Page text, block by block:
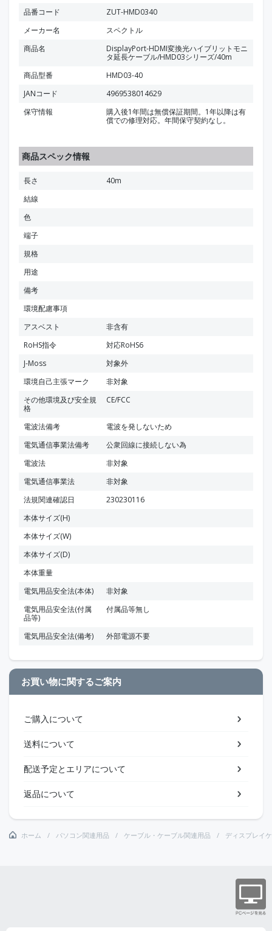
品番コード
ZUT-HMD0340
メーカー名
スペクトル
商品名
DisplayPort-HDMI変換光ハイブリットモニ
タ延長ケーブル/HMD03シリーズ/40m
商品型番
HMD03-40
JANコード
4969538014629
保守情報
購入後1年間は無償保証期間。1年以降は有
償での修理対応。年間保守契約なし。
商品スペック情報
長さ
40m
結線
色
端子
規格
用途
備考
環境配慮事項
アスベスト
非含有
RoHS指令
対応RoHS6
J-Moss
対象外
環境自己主張マーク
非対象
その他環境及び安全規
格
CE/FCC
電波法備考
電波を発しないため
電気通信事業法備考
公衆回線に接続しない為
電波法
非対象
電気通信事業法
非対象
法規関連確認日
230230116
本体サイズ(H)
本体サイズ(W)
本体サイズ(D)
本体重量
電気用品安全法(本体)
非対象
電気用品安全法(付属
品等)
付属品等無し
電気用品安全法(備考) 外部電源不要
お買い物に関するご案内
ご購入について
送料について
配送予定とエリアについて
返品について
ホーム パソコン関連用品 ケーブル・ケーブル関連用品 ディスプレイ